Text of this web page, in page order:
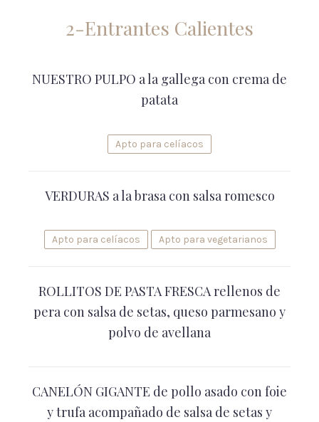
2-Entrantes Calientes
NUESTRO PULPO a la gallega con crema de
patata
Apto para celíacos
VERDURAS a la brasa con salsa romesco
Apto para celíacos Apto para vegetarianos
ROLLITOS DE PASTA FRESCA rellenos de
pera con salsa de setas, queso parmesano y
polvo de avellana
CANELÓN GIGANTE de pollo asado con foie
y trufa acompañado de salsa de setas y